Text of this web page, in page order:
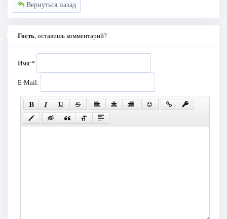
Вернуться назад
Гость , оставишь комментарий?
Имя:*
E-Mail: